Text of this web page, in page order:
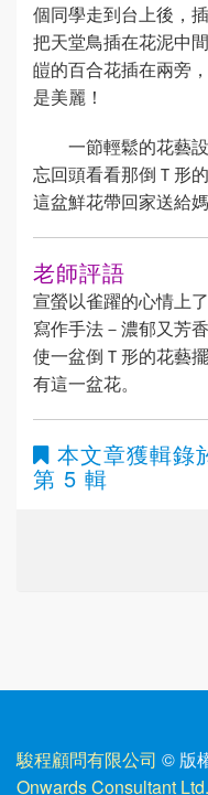
個同學走到台上後，
把天堂鳥插在花泥中
皚的百合花插在兩旁
是美麗！
一節輕鬆的花藝
忘回頭看看那倒Ｔ形
這盆鮮花帶回家送給媽
老師評語
宣螢以雀躍的心情上
寫作手法－濃郁又芳
使一盆倒Ｔ形的花藝
有這一盆花。
本文章獲輯錄
第 5 輯
駿程顧問有限公司 © 版
Onwards Consultant Ltd.